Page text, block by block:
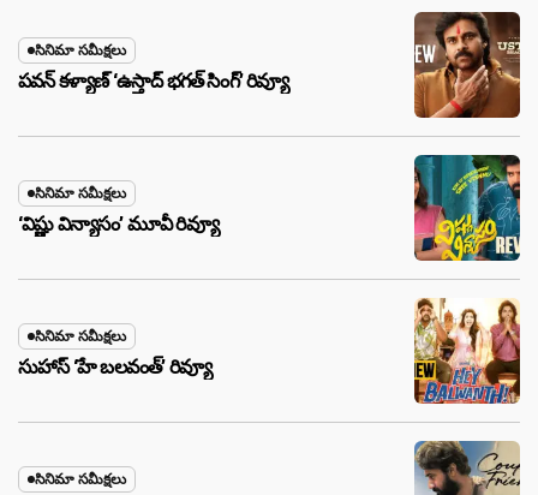
సినిమా సమీక్షలు
పవన్ కళ్యాణ్ ‘ఉస్తాద్ భ‌గ‌త్ సింగ్’ రివ్యూ
సినిమా సమీక్షలు
‘విష్ణు విన్యాసం’ మూవీ రివ్యూ
సినిమా సమీక్షలు
సుహాస్ ‘హే బలవంత్’ రివ్యూ
సినిమా సమీక్షలు